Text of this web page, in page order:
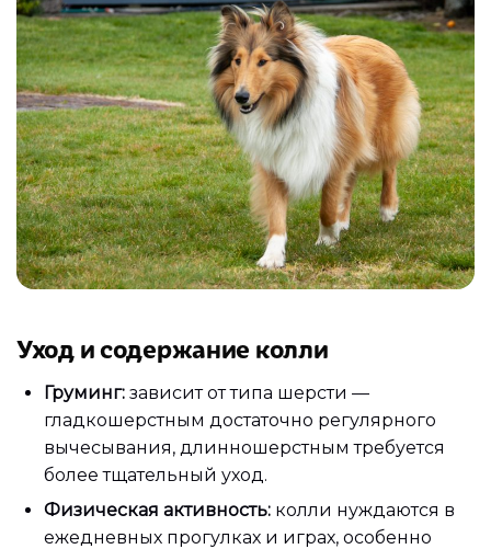
Уход и содержание колли
Груминг: зависит от типа шерсти —
гладкошерстным достаточно регулярного
вычесывания, длинношерстным требуется
более тщательный уход.
Физическая активность: колли нуждаются в
ежедневных прогулках и играх, особенно